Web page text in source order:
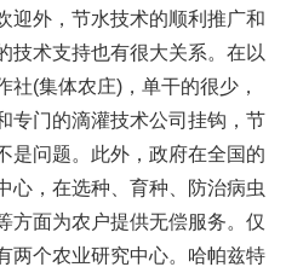
迎外，节水技术的顺利推广和
技术支持也有很大关系。在以
(集体农庄)，单干的很少，
专门的滴灌技术公司挂钩，节
是问题。此外，政府在全国的
心，在选种、育种、防治病虫
方面为农户提供无偿服务。仅
两个农业研究中心。哈帕兹特